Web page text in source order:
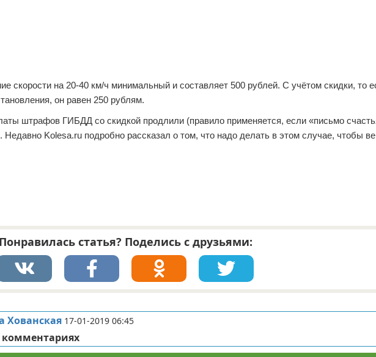
скорости на 20-40 км/ч минимальный и составляет 500 рублей. С учётом скидки, то
он равен 250 рублям.
штрафов ГИБДД со скидкой продлили (правило применяется, если «письмо
Kolesa.ru подробно рассказал о том, что надо делать в этом случае, чтобы
Понравилась статья? Поделись с друзьями:
Хованская 17-01-2019 06:45